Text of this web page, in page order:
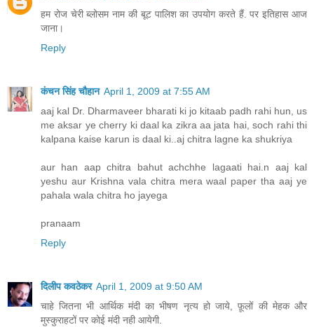
हम रोज चेरी ब्लोसम नाम की बूट पालिश का उपयोग करते हैं. पर इतिहास आज
जाना।
Reply
कंचन सिंह चौहान April 1, 2009 at 7:55 AM
aaj kal Dr. Dharmaveer bharati ki jo kitaab padh rahi hun, us
me aksar ye cherry ki daal ka zikra aa jata hai, soch rahi thi
kalpana kaise karun is daal ki..aj chitra lagne ka shukriya
aur han aap chitra bahut achchhe lagaati hai.n aaj kal
yeshu aur Krishna vala chitra mera waal paper tha aaj ye
pahala wala chitra ho jayega
pranaam
Reply
दिलीप कवठेकर April 1, 2009 at 9:50 AM
चाहे जितना भी आर्थिक मंदी का भीषण नृत्य हो जाये, फ़ूलों की मेहक और
मुस्कुराहटों पर कोई मंदी नही आयेगी.